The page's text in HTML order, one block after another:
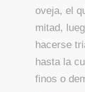
oveja, el
mitad,
hacerse
hasta la
finos o